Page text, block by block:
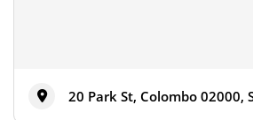
20 Park St, Colombo 02000,